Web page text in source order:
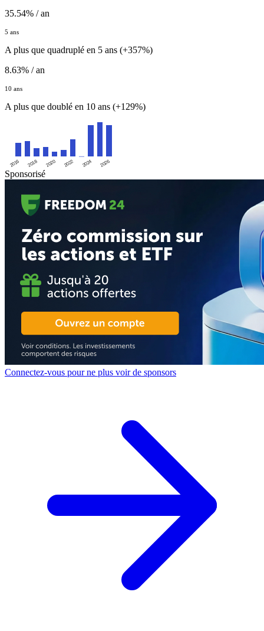
35.54% / an
5 ans
A plus que quadruplé en 5 ans (+357%)
8.63% / an
10 ans
A plus que doublé en 10 ans (+129%)
2016 2018 2020 2022 2024 2026
Sponsorisé
Connectez-vous pour ne plus voir de sponsors